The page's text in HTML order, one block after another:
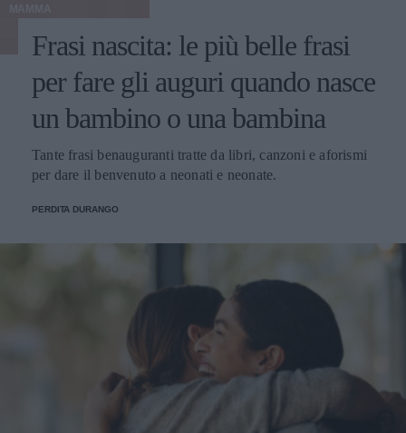
Frasi nascita: le più belle frasi
per fare gli auguri quando nasce
un bambino o una bambina
Tante frasi benauguranti tratte da libri, canzoni e aforismi
per dare il benvenuto a neonati e neonate.
PERDITA DURANGO